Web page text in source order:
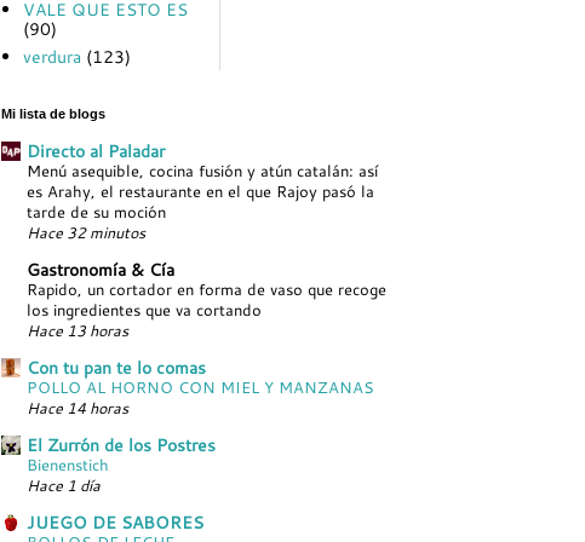
VALE QUE ESTO ES
(90)
verdura (123)
Mi lista de blogs
Directo al Paladar
Menú asequible, cocina fusión y atún catalán: así
es Arahy, el restaurante en el que Rajoy pasó la
tarde de su moción
Hace 32 minutos
Gastronomía & Cía
Rapido, un cortador en forma de vaso que recoge
los ingredientes que va cortando
Hace 13 horas
Con tu pan te lo comas
POLLO AL HORNO CON MIEL Y MANZANAS
Hace 14 horas
El Zurrón de los Postres
Bienenstich
Hace 1 día
JUEGO DE SABORES